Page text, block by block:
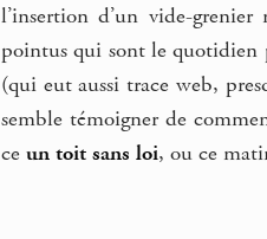
l’insertion d’un vide-
pointus qui sont le quotidien
(qui eut aussi trace web,
semble témoigner de
ceun toit sans loi, ou ce